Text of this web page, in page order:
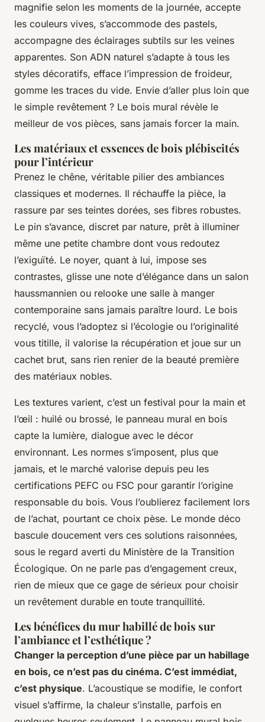
magnifie selon les moments de la journée, accepte
les couleurs vives, s’accommode des pastels,
accompagne des éclairages subtils sur les veines
apparentes. Son ADN naturel s’adapte à tous les
styles décoratifs, efface l’impression de froideur,
gomme les traces du vide. Envie d’aller plus loin que
le simple revêtement ? Le bois mural révèle le
meilleur de vos pièces, sans jamais forcer la main.
Les matériaux et essences de bois plébiscités
pour l’intérieur
Prenez le chêne, véritable pilier des ambiances
classiques et modernes. Il réchauffe la pièce, la
rassure par ses teintes dorées, ses fibres robustes.
Le pin s’avance, discret par nature, prêt à illuminer
même une petite chambre dont vous redoutez
l’exiguïté. Le noyer, quant à lui, impose ses
contrastes, glisse une note d’élégance dans un salon
haussmannien ou relooke une salle à manger
contemporaine sans jamais paraître lourd. Le bois
recyclé, vous l’adoptez si l’écologie ou l’originalité
vous titille, il valorise la récupération et joue sur un
cachet brut, sans rien renier de la beauté première
des matériaux nobles.
Les textures varient, c’est un festival pour la main et
l’œil : huilé ou brossé, le panneau mural en bois
capte la lumière, dialogue avec le décor
environnant. Les normes s’imposent, plus que
jamais, et le marché valorise depuis peu les
certifications PEFC ou FSC pour garantir l’origine
responsable du bois. Vous l’oublierez facilement lors
de l’achat, pourtant ce choix pèse. Le monde déco
bascule doucement vers ces solutions raisonnées,
sous le regard averti du Ministère de la Transition
Écologique. On ne parle pas d’engagement creux,
rien de mieux que ce gage de sérieux pour choisir
un revêtement durable en toute tranquillité.
Les bénéfices du mur habillé de bois sur
l’ambiance et l’esthétique ?
Changer la perception d’une pièce par un habillage
en bois, ce n’est pas du cinéma. C’est immédiat,
c’est physique. L’acoustique se modifie, le confort
visuel s’affirme, la chaleur s’installe, parfois en